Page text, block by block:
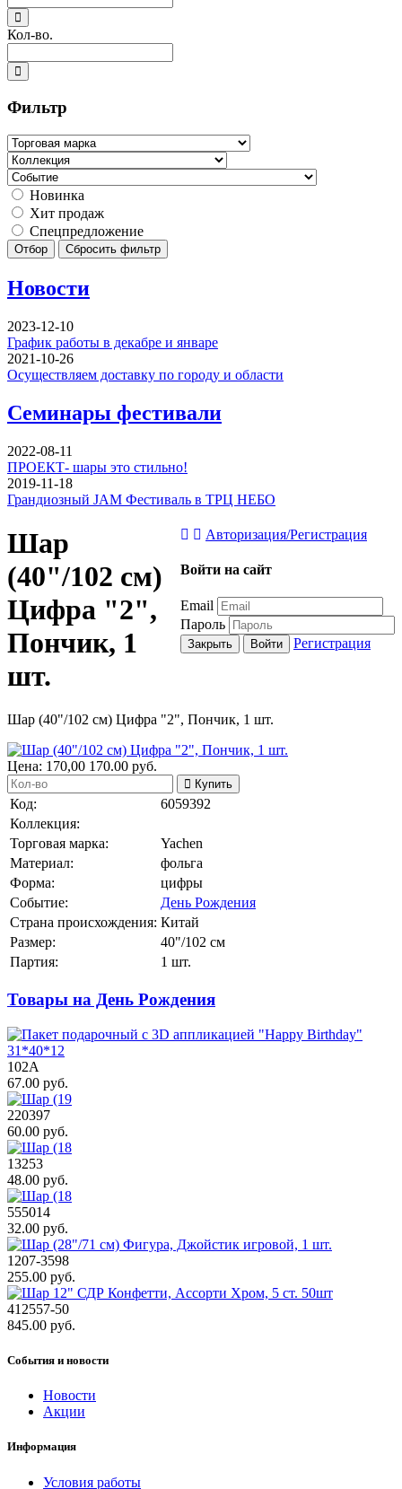
Кол-во.
Фильтр
Новинка
Хит продаж
Спецпредложение
Отбор Сбросить фильтр
Новости
2023-12-10
График работы в декабре и январе
2021-10-26
Осуществляем доставку по городу и области
Семинары фестивали
2022-08-11
ПРОЕКТ- шары это стильно!
2019-11-18
Грандиозный JAM Фестиваль в ТРЦ НЕБО
Авторизация/Регистрация
Войти на сайт
Email
Пароль
Закрыть Войти Регистрация
Шар
(40"/102 см)
Цифра "2",
Пончик, 1
шт.
Шар (40"/102 см) Цифра "2", Пончик, 1 шт.
Цена: 170,00 170.00 руб.
Купить
Код:
6059392
Коллекция:
Торговая марка:
Yachen
Материал:
фольга
Форма:
цифры
Событие:
День Рождения
Страна происхождения: Китай
Размер:
40"/102 см
Партия:
1 шт.
Товары на День Рождения
102А
67.00 руб.
220397
60.00 руб.
13253
48.00 руб.
555014
32.00 руб.
1207-3598
255.00 руб.
412557-50
845.00 руб.
События и новости
Новости
Акции
Информация
Условия работы